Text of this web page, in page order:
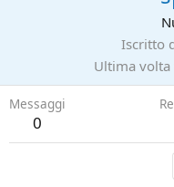
Iscritto
Ultima volta
Messaggi
0